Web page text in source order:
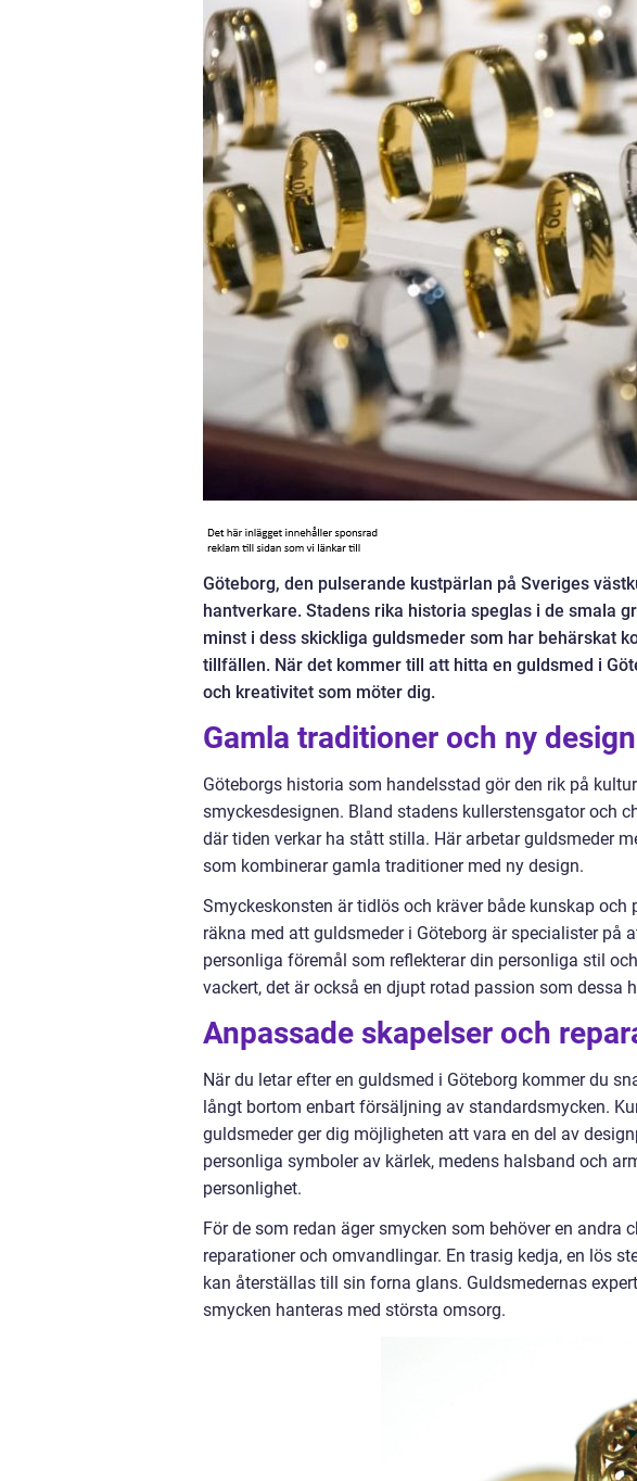
Göteborg, den pulserande kustpärlan på Sveriges
hantverkare. Stadens rika historia speglas i de smala
minst i dess skickliga guldsmeder som har behärskat
tillfällen. När det kommer till att hitta en guldsmed i
och kreativitet som möter dig.
Gamla traditioner och ny design
Göteborgs historia som handelsstad gör den rik på
smyckesdesignen. Bland stadens kullerstensgator och
där tiden verkar ha stått stilla. Här arbetar guldsmeder
som kombinerar gamla traditioner med ny design.
Smyckeskonsten är tidlös och kräver både kunskap
räkna med att guldsmeder i Göteborg är specialister på
personliga föremål som reflekterar din personliga stil
vackert, det är också en djupt rotad passion som dessa
Anpassade skapelser och
När du letar efter en guldsmed i Göteborg kommer du
långt bortom enbart försäljning av standardsmycken.
guldsmeder ger dig möjligheten att vara en del av
personliga symboler av kärlek, medens halsband och
personlighet.
För de som redan äger smycken som behöver en andra
reparationer och omvandlingar. En trasig kedja, en lös
kan återställas till sin forna glans. Guldsmedernas
smycken hanteras med största omsorg.